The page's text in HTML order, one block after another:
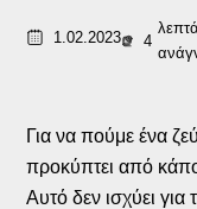
1.02.2023 4
λεπτά
Για να πούμε ένα
προκύπτει από
Αυτό δεν ισχύει